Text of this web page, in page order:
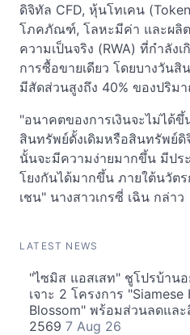
ดิจิทัล CFD, หุ้นโทเคน
โภคภัณฑ์, โลหะมีค่า และผลิ
ความเป็นจริง (RWA) ที่กำลัง
การซื้อขายเดียว โดยบางวันสิ
มีสัดส่วนสูงถึง 40% ของปริม
"อนาคตของการเงินจะไม่ได้ขึ้
สินทรัพย์ดั้งเดิมหรือสินทรัพย์
นั้นจะมีความง่ายมากขึ้น มีป
โยงกันได้มากขึ้น ภายใต้นวัต
เชน" นางสาวเกรซี่ เฉิน กล่าว
LATEST NEWS
"ไซมิส แอสเสท" ชูโปรบ้าน
เจาะ 2 โครงการ
Blossom" พร้อมส่วนลดแล
2569 7 Aug 26